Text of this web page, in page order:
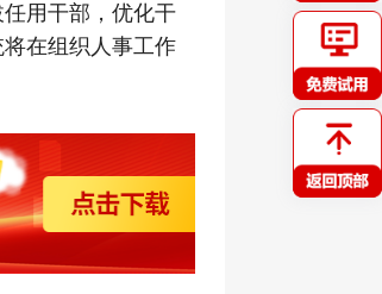
用干部，优化干
在组织人事工作